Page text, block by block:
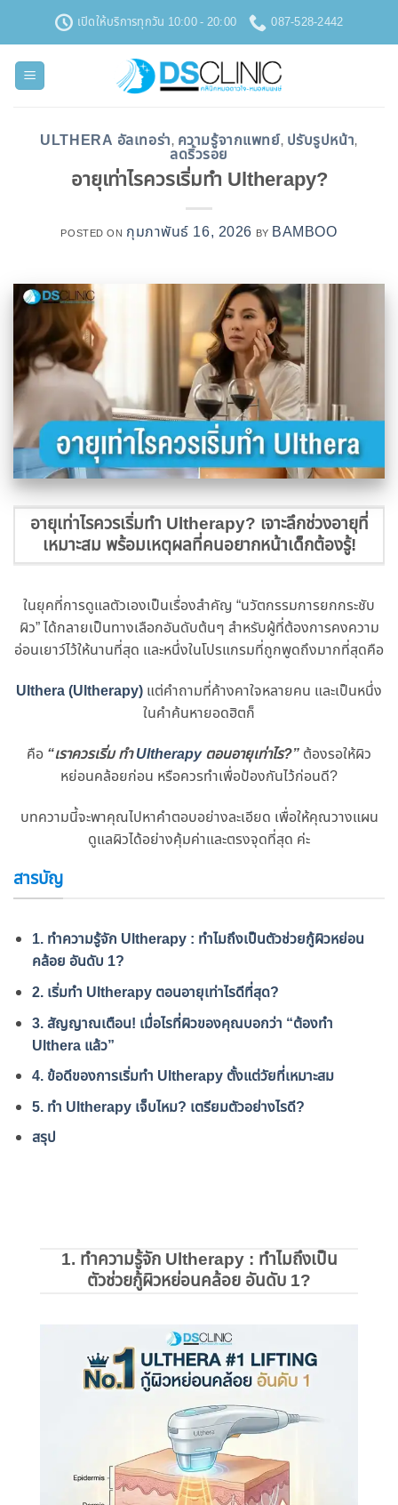
เนื้อหา
เปิดให้บริการทุกวัน 10:00 - 20:00 087-528-2442
ULTHERA อัลเทอร่า, ความรู้จากแพทย์, ปรับรูปหน้า,
ลดริ้วรอย
อายุเท่าไรควรเริ่มทำ Ultherapy?
POSTED ON กุมภาพันธ์ 16, 2026 BY BAMBOO
อายุเท่าไรควรเริ่มทํา Ultherapy? เจาะลึกช่วงอายุที่
เหมาะสม พร้อมเหตุผลที่คนอยากหน้าเด็กต้องรู้!
ในยุคที่การดูแลตัวเองเป็นเรื่องสําคัญ “นวัตกรรมการยกกระชับ
ผิว” ได้กลายเป็นทางเลือกอันดับต้นๆ สําหรับผู้ที่ต้องการคงความ
อ่อนเยาว์ไว้ให้นานที่สุด และหนึ่งในโปรแกรมที่ถูกพูดถึงมากที่สุดคือ
Ulthera (Ultherapy) แต่คําถามที่ค้างคาใจหลายคน และเป็นหนึ่ง
ในคําค้นหายอดฮิตก็
คือ “เราควรเริ่ม ทําUltherapyตอนอายุเท่าไร?” ต้องรอให้ผิว
หย่อนคล้อยก่อน หรือควรทําเพื่อป้องกันไว้ก่อนดี?
บทความนี้จะพาคุณไปหาคําตอบอย่างละเอียด เพื่อให้คุณวางแผน
ดูแลผิวได้อย่างคุ้มค่าและตรงจุดที่สุด ค่ะ
สารบัญ
1. ทําความรู้จัก Ultherapy : ทําไมถึงเป็นตัวช่วยกู้ผิวหย่อน
คล้อย อันดับ 1?
2. เริ่มทํา Ultherapy ตอนอายุเท่าไรดีที่สุด?
3. สัญญาณเตือน! เมื่อไรที่ผิวของคุณบอกว่า “ต้องทํา
Ulthera แล้ว”
4. ข้อดีของการเริ่มทํา Ultherapy ตั้งแต่วัยที่เหมาะสม
5. ทํา Ultherapy เจ็บไหม? เตรียมตัวอย่างไรดี?
สรุป
1. ทําความรู้จัก Ultherapy : ทําไมถึงเป็น
ตัวช่วยกู้ผิวหย่อนคล้อย อันดับ 1?